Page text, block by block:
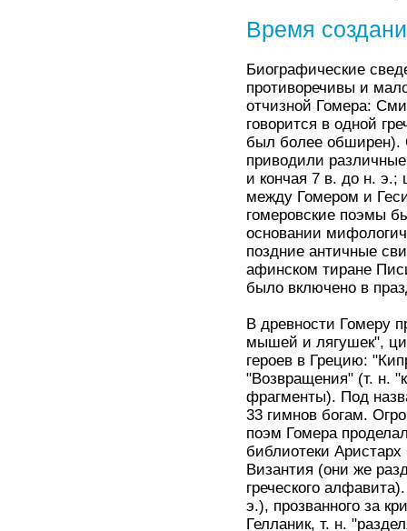
Время
Биографические
противоречивы и
отчизной Гомера:
говорится в одной
был более обширен).
приводили
и кончая 7 в. до н. э.;
между Гомером и
гомеровские поэмы
основании
поздние античные
афинском тиране
было включено в
В древности Гомеру
мышей и лягушек",
героев в Грецию:
"Возвращения" (т. н.
фрагменты). Под
33 гимнов богам.
поэм Гомера
библиотеки
Византия (они же
греческого
э.), прозванного за
Гелланик, т. н.